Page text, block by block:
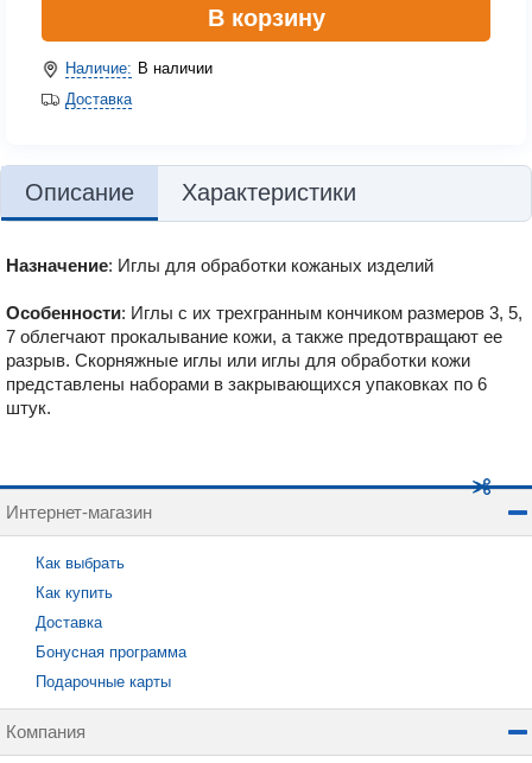
В корзину
Наличие: В наличии
Доставка
Описание Характеристики
Назначение: Иглы для обработки кожаных изделий
Особенности: Иглы с их трехгранным кончиком размеров 3, 5,
7 облегчают прокалывание кожи, а также предотвращают ее
разрыв. Скорняжные иглы или иглы для обработки кожи
представлены наборами в закрывающихся упаковках по 6
штук.
Интернет-магазин
Как выбрать
Как купить
Доставка
Бонусная программа
Подарочные карты
Компания